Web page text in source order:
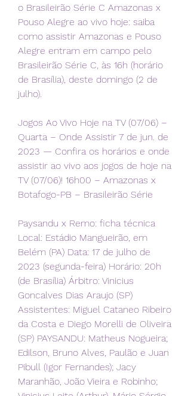
o Brasileirão Série C Amazonas x
Pouso Alegre ao vivo hoje: saiba
como assistir Amazonas e Pouso
Alegre entram em campo pelo
Brasileirão Série C, às 16h (horário
de Brasília), deste domingo (2 de
julho).
Jogos Ao Vivo Hoje na TV (07/06) –
Quarta – Onde Assistir 7 de jun. de
2023 — Confira os horários e onde
assistir ao vivo aos jogos de hoje na
TV (07/06)! 16h00 – Amazonas x
Botafogo-PB – Brasileirão Série
Paysandu x Remo: ficha técnica
Local: Estádio Mangueirão, em
Belém (PA) Data: 17 de julho de
2023 (segunda-feira) Horário: 20h
(de Brasília) Árbitro: Vinicius
Goncalves Dias Araujo (SP)
Assistentes: Miguel Cataneo Ribeiro
da Costa e Diego Morelli de Oliveira
(SP) PAYSANDU: Matheus Nogueira;
Edilson, Bruno Alves, Paulão e Juan
Pibull (Igor Fernandes); Jacy
Maranhão, João Vieira e Robinho;